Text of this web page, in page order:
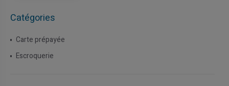
Catégories
Carte prépayée
Escroquerie